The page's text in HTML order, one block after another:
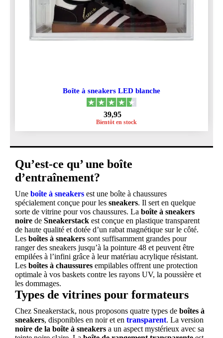
Boîte à sneakers LED blanche
39,95
Bientôt en stock
Qu’est-ce qu’ une boîte
d’entraînement?
Une boîte à sneakers est une boîte à chaussures
spécialement conçue pour les sneakers. Il sert en quelque
sorte de vitrine pour vos chaussures. La boîte à sneakers
noire de Sneakerstack est conçue en plastique transparent
de haute qualité et dotée d’un rabat magnétique sur le côté.
Les boîtes à sneakers sont suffisamment grandes pour
ranger des sneakers jusqu’à la pointure 48 et peuvent être
empilées à l’infini grâce à leur matériau acrylique résistant.
Les boîtes à chaussures empilables offrent une protection
optimale à vos baskets contre les rayons UV, la poussière et
les dommages.
Types de vitrines pour formateurs
Chez Sneakerstack, nous proposons quatre types de boîtes à
sneakers, disponibles en noir et en transparent. La version
noire de la boîte à sneakers a un aspect mystérieux avec sa